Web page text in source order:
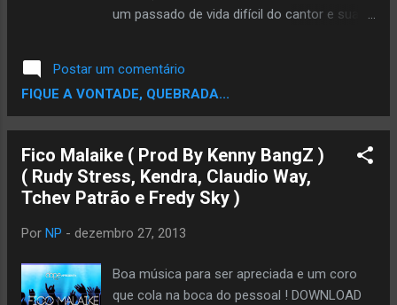
um passado de vida difícil do cantor e sua
ultrapassar algumas fazes menos comuns
para a maioria. Paz! Pagina Oficial do artista
https://www.facebook.com/belarminomus...
v=nbeHAh... http://www.youtube.com/watch?
v=JyfIXR... http://www.youtube.com/watch?
v=TvLSoT...
Postar um comentário
FIQUE A VONTADE, QUEBRADA...
Fico Malaike ( Prod By Kenny BangZ )
( Rudy Stress, Kendra, Claudio Way,
Tchev Patrão e Fredy Sky )
Por NP - dezembro 27, 2013
Boa música para ser apreciada e um coro
que cola na boca do pessoal ! DOWNLOAD